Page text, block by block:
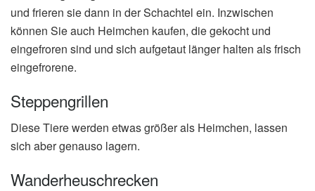
und frieren sie dann in der Schachtel ein. Inzwischen
können Sie auch Heimchen kaufen, die gekocht und
eingefroren sind und sich aufgetaut länger halten als frisch
eingefrorene.
Steppengrillen
Diese Tiere werden etwas größer als Heimchen, lassen
sich aber genauso lagern.
Wanderheuschrecken